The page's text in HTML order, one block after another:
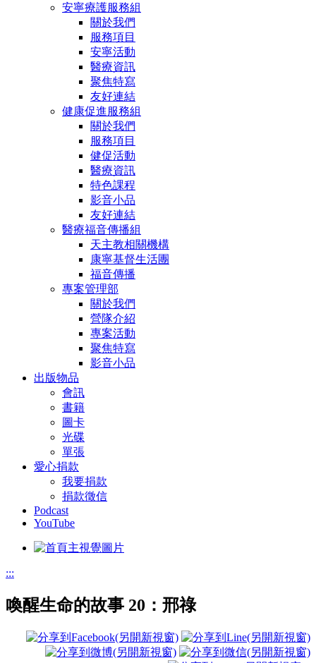
安寧療護服務組
關於我們
服務項目
安寧活動
醫療資訊
聚焦特寫
友好連結
健康促進服務組
關於我們
服務項目
健促活動
醫療資訊
特色課程
影音小品
友好連結
醫療福音傳播組
天主教相關機構
康寧基督生活團
福音傳播
專案管理部
關於我們
營隊介紹
專案活動
聚焦特寫
影音小品
出版物品
會訊
書籍
圖卡
光碟
單張
愛心捐款
我要捐款
捐款徵信
Podcast
YouTube
:::
喚醒生命的故事 20：邢祿